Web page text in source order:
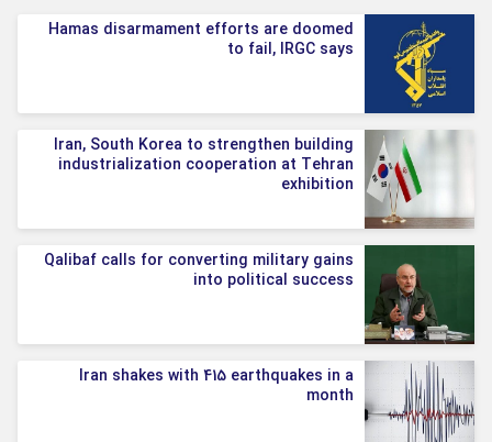
Hamas disarmament efforts are doomed
to fail, IRGC says
Iran, South Korea to strengthen building
industrialization cooperation at Tehran
exhibition
Qalibaf calls for converting military gains
into political success
Iran shakes with 415 earthquakes in a
month